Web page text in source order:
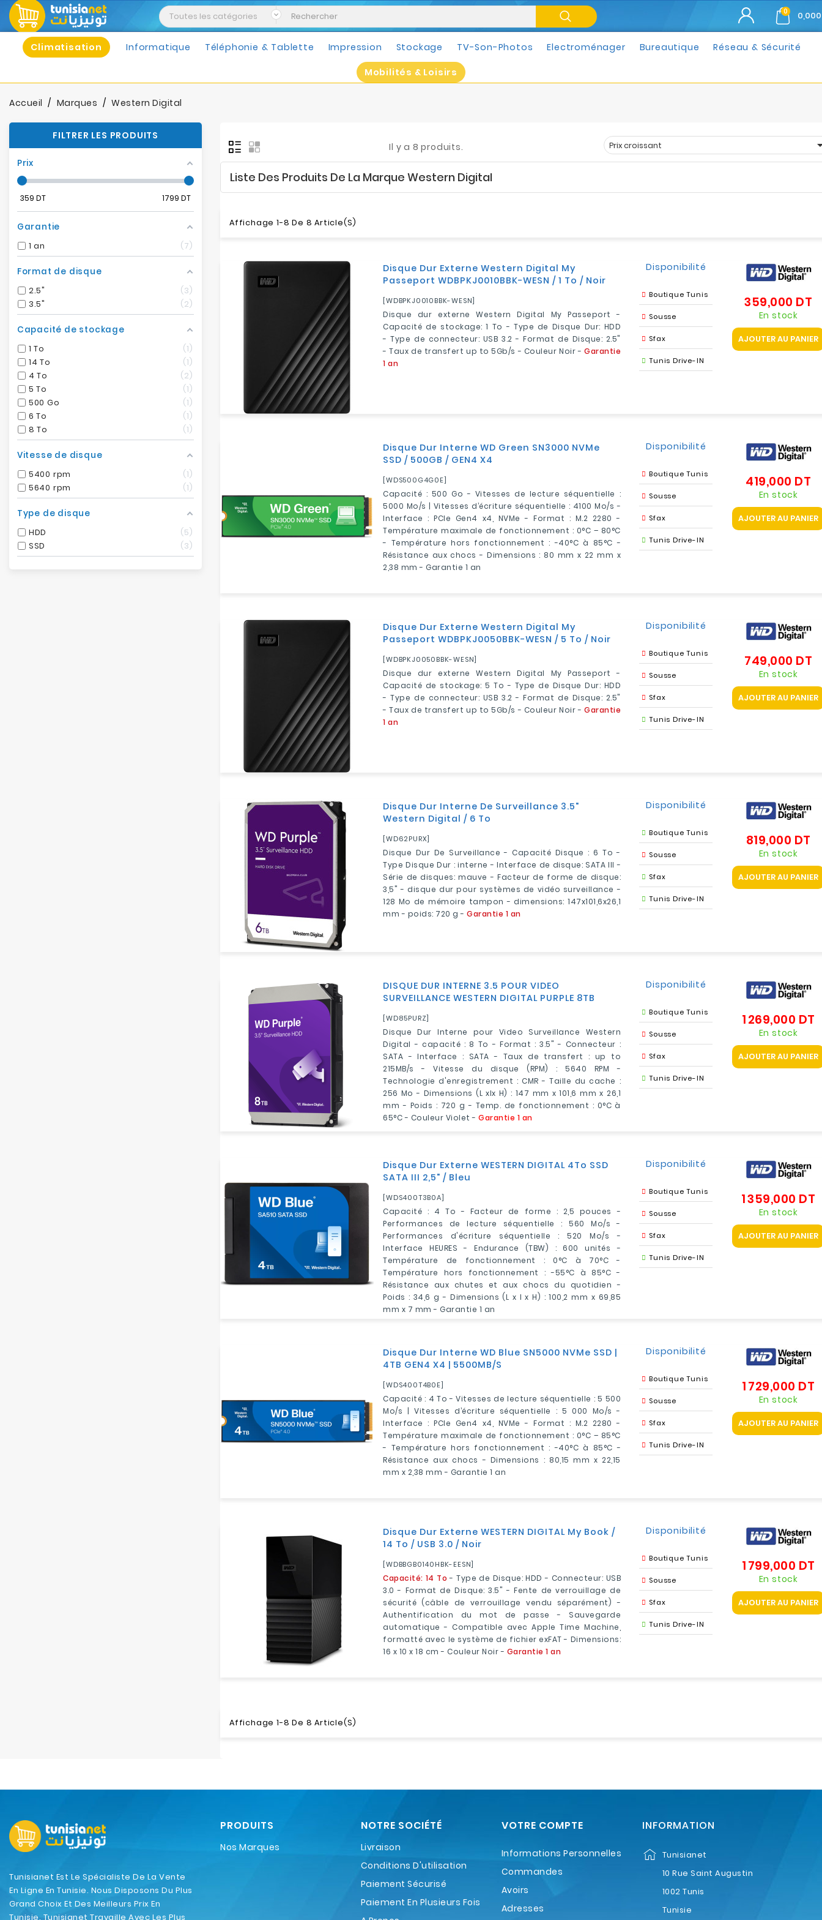
0
Climatisation Informatique Téléphonie & Tablette Impression Stockage TV-Son-Photos Electroménager Bureautique Réseau & Sécurité
Mobilités & Loisirs
Accueil Marques Western Digital
FILTRER LES PRODUITS
Prix
359 DT 1799 DT
Garantie
1 an 7
Format de disque
2.5"
3
3.5"
2
Capacité de stockage
1 To
1
14 To
1
4 To
2
5 To
1
500 Go
1
6 To
1
8 To
1
Vitesse de disque
5400 rpm
1
5640 rpm
1
Type de disque
HDD
5
SSD
3
Il y a 8 produits. Prix croissant
Liste Des Produits De La Marque Western Digital
Affichage 1-8 De 8 Article(s)
Disque Dur Externe Western Digital My
Passeport WDBPKJ0010BBK-WESN / 1 To / Noir
[WDBPKJ0010BBK-WESN]
Disque dur externe Western Digital My Passeport -
Capacité de stockage: 1 To - Type de Disque Dur: HDD
- Type de connecteur: USB 3.2 - Format de Disque: 2.5"
- Taux de transfert up to 5Gb/s - Couleur Noir - Garantie
1 an
Disponibilité
Boutique Tunis
Sousse
Sfax
Tunis Drive-IN
359,000 DT
En stock
AJOUTER AU PANIER
Disque Dur Interne WD Green SN3000 NVMe
SSD / 500GB / GEN4 X4
[WDS500G4G0E]
Capacité : 500 Go - Vitesses de lecture séquentielle :
5000 Mo/s | Vitesses d’écriture séquentielle : 4100 Mo/s -
Interface : PCIe Gen4 x4, NVMe - Format : M.2 2280 -
Température maximale de fonctionnement : 0°C – 80°C
- Température hors fonctionnement : -40°C à 85°C -
Résistance aux chocs - Dimensions : 80 mm x 22 mm x
2,38 mm - Garantie 1 an
Disponibilité
Boutique Tunis
Sousse
Sfax
Tunis Drive-IN
419,000 DT
En stock
AJOUTER AU PANIER
Disque Dur Externe Western Digital My
Passeport WDBPKJ0050BBK-WESN / 5 To / Noir
[WDBPKJ0050BBK-WESN]
Disque dur externe Western Digital My Passeport -
Capacité de stockage: 5 To - Type de Disque Dur: HDD
- Type de connecteur: USB 3.2 - Format de Disque: 2.5"
- Taux de transfert up to 5Gb/s - Couleur Noir - Garantie
1 an
Disponibilité
Boutique Tunis
Sousse
Sfax
Tunis Drive-IN
749,000 DT
En stock
AJOUTER AU PANIER
Disque Dur Interne De Surveillance 3.5"
Western Digital / 6 To
[WD62PURX]
Disque Dur De Surveillance - Capacité Disque : 6 To -
Type Disque Dur : interne - Interface de disque: SATA III -
Série de disques: mauve - Facteur de forme de disque:
3,5" - disque dur pour systèmes de vidéo surveillance -
128 Mo de mémoire tampon - dimensions: 147x101,6x26,1
mm - poids: 720 g -Garantie 1 an
Disponibilité
Boutique Tunis
Sousse
Sfax
Tunis Drive-IN
819,000 DT
En stock
AJOUTER AU PANIER
DISQUE DUR INTERNE 3.5 POUR VIDEO
SURVEILLANCE WESTERN DIGITAL PURPLE 8TB
[WD85PURZ]
Disque Dur Interne pour Video Surveillance Western
Digital - capacité : 8 To - Format : 3.5" - Connecteur :
SATA - Interface : SATA - Taux de transfert : up to
215MB/s - Vitesse du disque (RPM) : 5640 RPM -
Technologie d'enregistrement : CMR - Taille du cache :
256 Mo - Dimensions (L xlx H) : 147 mm x 101,6 mm x 26,1
mm - Poids : 720 g - Temp. de fonctionnement : 0°C à
65°C - Couleur Violet -Garantie 1 an
Disponibilité
Boutique Tunis
Sousse
Sfax
Tunis Drive-IN
1 269,000 DT
En stock
AJOUTER AU PANIER
Disque Dur Externe WESTERN DIGITAL 4To SSD
SATA III 2,5" / Bleu
[WDS400T3B0A]
Capacité : 4 To - Facteur de forme : 2,5 pouces -
Performances de lecture séquentielle : 560 Mo/s -
Performances d'écriture séquentielle : 520 Mo/s -
Interface HEURES - Endurance (TBW) : 600 unités -
Température de fonctionnement : 0°C à 70°C -
Température hors fonctionnement : -55°C à 85°C -
Résistance aux chutes et aux chocs du quotidien -
Poids : 34,6 g - Dimensions (L x l x H) : 100,2 mm x 69,85
mm x 7 mm - Garantie 1 an
Disponibilité
Boutique Tunis
Sousse
Sfax
Tunis Drive-IN
1 359,000 DT
En stock
AJOUTER AU PANIER
Disque Dur Interne WD Blue SN5000 NVMe SSD |
4TB GEN4 X4 | 5500MB/S
[WDS400T4B0E]
Capacité : 4 To - Vitesses de lecture séquentielle : 5 500
Mo/s | Vitesses d’écriture séquentielle : 5 000 Mo/s -
Interface : PCIe Gen4 x4, NVMe - Format : M.2 2280 -
Température maximale de fonctionnement : 0°C – 85°C
- Température hors fonctionnement : -40°C à 85°C -
Résistance aux chocs - Dimensions : 80,15 mm x 22,15
mm x 2,38 mm - Garantie 1 an
Disponibilité
Boutique Tunis
Sousse
Sfax
Tunis Drive-IN
1 729,000 DT
En stock
AJOUTER AU PANIER
Disque Dur Externe WESTERN DIGITAL My Book /
14 To / USB 3.0 / Noir
[WDBBGB0140HBK-EESN]
Capacité: 14 To - Type de Disque: HDD - Connecteur: USB
3.0 - Format de Disque: 3.5" - Fente de verrouillage de
sécurité (câble de verrouillage vendu séparément) -
Authentification du mot de passe - Sauvegarde
automatique - Compatible avec Apple Time Machine,
formatté avec le système de fichier exFAT - Dimensions:
‎16 x 10 x 18 cm - Couleur Noir - Garantie 1 an
Disponibilité
Boutique Tunis
Sousse
Sfax
Tunis Drive-IN
1 799,000 DT
En stock
AJOUTER AU PANIER
Affichage 1-8 De 8 Article(s)
Tunisianet Est Le Spécialiste De La Vente
En Ligne En Tunisie. Nous Disposons Du Plus
Grand Choix Et Des Meilleurs Prix En
Tunisie. Tunisianet Travaille Avec Les Plus
PRODUITS
Nos Marques
NOTRE SOCIÉTÉ
Livraison
Conditions D'utilisation
Paiement Sécurisé
Paiement En Plusieurs Fois
VOTRE COMPTE
Informations Personnelles
Commandes
Avoirs
Adresses
INFORMATION
Tunisianet
10 Rue Saint Augustin
1002 Tunis
Tunisie